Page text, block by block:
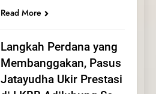
Read More
Langkah Perdana yang
Membanggakan, Pasus
Jatayudha Ukir Prestasi